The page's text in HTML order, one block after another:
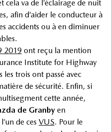
cela va de l’éclairage de nuit
afin d’aider le conducteur à
accidents ou à en diminuer
2019 ont reçu la mention
Institute for Highway
trois ont passé avec
de sécurité. Enfin, si
cette année,
de Granby en
de ces VUS. Pour le